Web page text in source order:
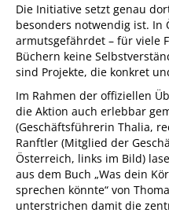
Die Initiative setzt genau
besonders notwendig ist.
armutsgefährdet – für viele
Büchern keine
sind Projekte, die konkret
Im Rahmen der offiziellen
die Aktion auch erlebbar
(Geschäftsführerin Thalia,
Ranftler (Mitglied der
Österreich, links im Bild)
aus dem Buch „Was dein
sprechen könnte“ von
unterstrichen damit die